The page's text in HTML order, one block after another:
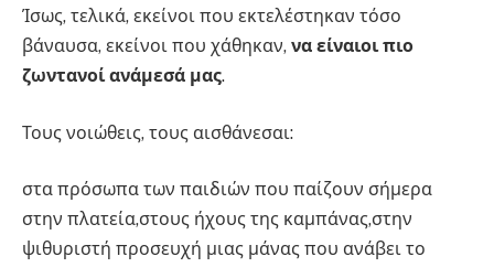
Ίσως, τελικά, εκείνοι που εκτελέστηκαν τόσο
βάναυσα, εκείνοι που χάθηκαν, να είναιοι πιο
ζωντανοί ανάμεσά μας.
Τους νοιώθεις, τους αισθάνεσαι:
στα πρόσωπα των παιδιών που παίζουν σήμερα
στην πλατεία,στους ήχους της καμπάνας,στην
ψιθυριστή προσευχή μιας μάνας που ανάβει το